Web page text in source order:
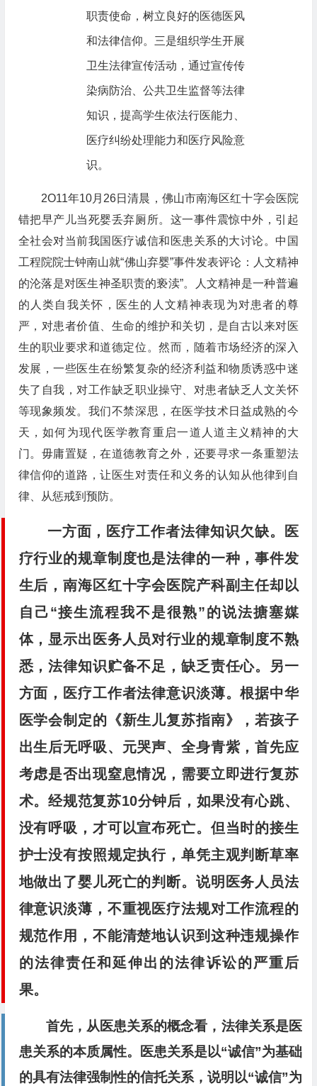
职责使命，树立良好的医德医风
和法律信仰。三是组织学生开展
卫生法律宣传活动，通过宣传传
染病防治、公共卫生监督等法律
知识，提高学生依法行医能力、
医疗纠纷处理能力和医疗风险意
识。
2O11年10月26日清晨，佛山市南海区红十字会医院
错把早产儿当死婴丢弃厕所。这一事件震惊中外，引起
全社会对当前我国医疗诚信和医患关系的大讨论。中国
工程院院士钟南山就“佛山弃婴”事件发表评论：人文精神
的沦落是对医生神圣职责的亵渎”。人文精神是一种普遍
的人类自我关怀，医生的人文精神表现为对患者的尊
严，对患者价值、生命的维护和关切，是自古以来对医
生的职业要求和道德定位。然而，随着市场经济的深入
发展，一些医生在纷繁复杂的经济利益和物质诱惑中迷
失了自我，对工作缺乏职业操守、对患者缺乏人文关怀
等现象频发。我们不禁深思，在医学技术日益成熟的今
天，如何为现代医学教育重启一道人道主义精神的大
门。毋庸置疑，在道德教育之外，还要寻求一条重塑法
律信仰的道路，让医生对责任和义务的认知从他律到自
律、从惩戒到预防。
一方面，医疗工作者法律知识欠缺。医
疗行业的规章制度也是法律的一种，事件发
生后，南海区红十字会医院产科副主任却以
自己“接生流程我不是很熟”的说法搪塞媒
体，显示出医务人员对行业的规章制度不熟
悉，法律知识贮备不足，缺乏责任心。另一
方面，医疗工作者法律意识淡薄。根据中华
医学会制定的《新生儿复苏指南》，若孩子
出生后无呼吸、元哭声、全身青紫，首先应
考虑是否出现窒息情况，需要立即进行复苏
术。经规范复苏10分钟后，如果没有心跳、
没有呼吸，才可以宣布死亡。但当时的接生
护士没有按照规定执行，单凭主观判断草率
地做出了婴儿死亡的判断。说明医务人员法
律意识淡薄，不重视医疗法规对工作流程的
规范作用，不能清楚地认识到这种违规操作
的法律责任和延伸出的法律诉讼的严重后
果。
首先，从医患关系的概念看，法律关系是医
患关系的本质属性。医患关系是以“诚信”为基础
的具有法律强制性的信托关系，说明以“诚信”为